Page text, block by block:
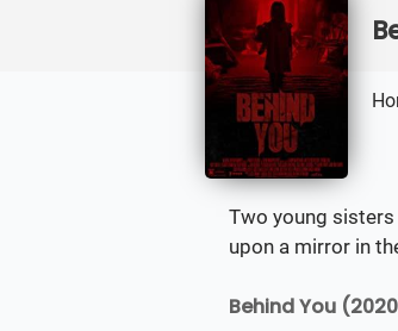
Two young
upon a mirror in
Behind You